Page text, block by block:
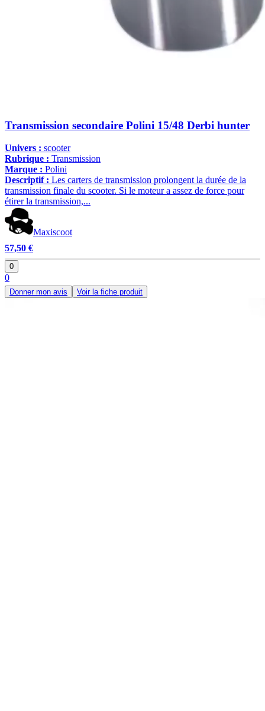
Transmission secondaire Polini 15/48 Derbi hunter
Univers : scooter
Rubrique : Transmission
Marque : Polini
Descriptif : Les carters de transmission prolongent la durée de la
transmission finale du scooter. Si le moteur a assez de force pour
étirer la transmission,...
Maxiscoot
57,50 €
0
0
Donner mon avis Voir la fiche produit